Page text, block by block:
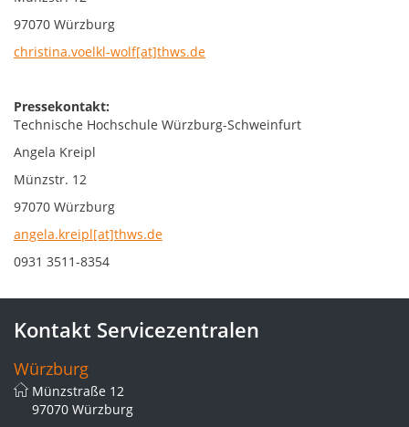
97070 Würzburg
christina.voelkl-wolf[at]thws.de
Pressekontakt:
Technische Hochschule Würzburg-Schweinfurt
Angela Kreipl
Münzstr. 12
97070 Würzburg
angela.kreipl[at]thws.de
0931 3511-8354
Kontakt Servicezentralen
Würzburg
Münzstraße 12
97070 Würzburg